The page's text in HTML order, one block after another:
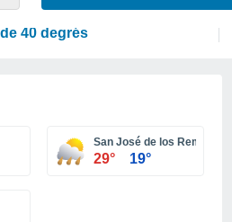
semaine prochaine en
40 degrés
San José de los Remates
29° 19°